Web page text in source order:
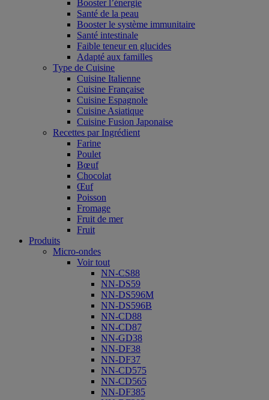
Booster l’énergie
Santé de la peau
Booster le système immunitaire
Santé intestinale
Faible teneur en glucides
Adapté aux familles
Type de Cuisine
Cuisine Italienne
Cuisine Française
Cuisine Espagnole
Cuisine Asiatique
Cuisine Fusion Japonaise
Recettes par Ingrédient
Farine
Poulet
Bœuf
Chocolat
Œuf
Poisson
Fromage
Fruit de mer
Fruit
Produits
Micro-ondes
Voir tout
NN-CS88
NN-DS59
NN-DS596M
NN-DS596B
NN-CD88
NN-CD87
NN-GD38
NN-DF38
NN-DF37
NN-CD575
NN-CD565
NN-DF385